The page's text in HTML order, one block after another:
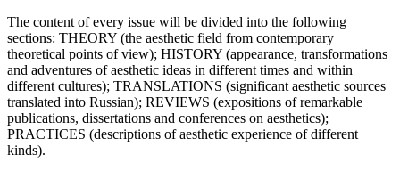
The content of every issue will be divided into the following
sections: THEORY (the aesthetic field from contemporary
theoretical points of view); HISTORY (appearance, transformations
and adventures of aesthetic ideas in different times and within
different cultures); TRANSLATIONS (significant aesthetic sources
translated into Russian); REVIEWS (expositions of remarkable
publications, dissertations and conferences on aesthetics);
PRACTICES (descriptions of aesthetic experience of different
kinds).